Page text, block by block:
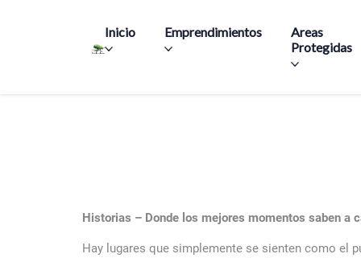
Inicio Emprendimientos
Areas
Protegidas
Historias – Donde los mejores momentos saben a
Hay lugares que simplemente se sienten como el